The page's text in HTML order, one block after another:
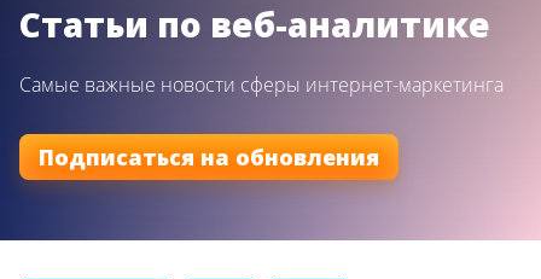
Статьи по веб-аналитике
Самые важные новости сферы интернет-маркетинга
Подписаться на обновления